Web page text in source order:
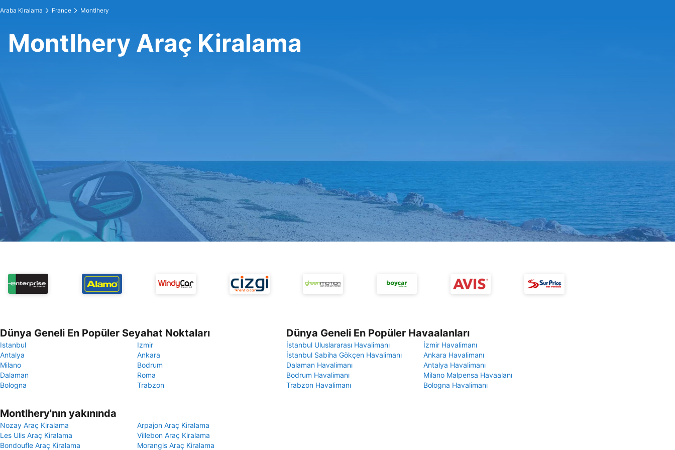
Araba Kiralama France Montlhery
Montlhery Araç Kiralama
Dünya Geneli En Popüler Seyahat Noktaları
Istanbul
Izmir
Antalya
Ankara
Milano
Bodrum
Dalaman
Roma
Bologna
Trabzon
Dünya Geneli En Popüler Havaalanları
İstanbul Uluslararası Havalimanı
İzmir Havalimanı
İstanbul Sabiha Gökçen Havalimanı
Ankara Havalimanı
Dalaman Havalimanı
Antalya Havalimanı
Bodrum Havalimanı
Milano Malpensa Havaalanı
Trabzon Havalimanı
Bologna Havalimanı
Montlhery'nın yakınında
Nozay Araç Kiralama
Arpajon Araç Kiralama
Les Ulis Araç Kiralama
Villebon Araç Kiralama
Bondoufle Araç Kiralama
Morangis Araç Kiralama